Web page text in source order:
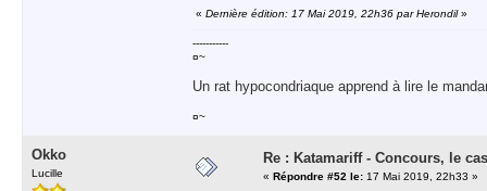
« Dernière édition: 17 Mai 2019, 22h36 par Herondil»
-----------
¤~
Un rat hypocondriaque apprend à lire le
¤~
Okko
Lucille
Re : Katamariff - Concours, le
« Répondre #52 le: 17 Mai 2019, 22h33 »